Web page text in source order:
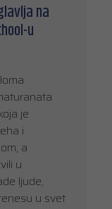
na
u
je
i
a
u
ljude,
u svet